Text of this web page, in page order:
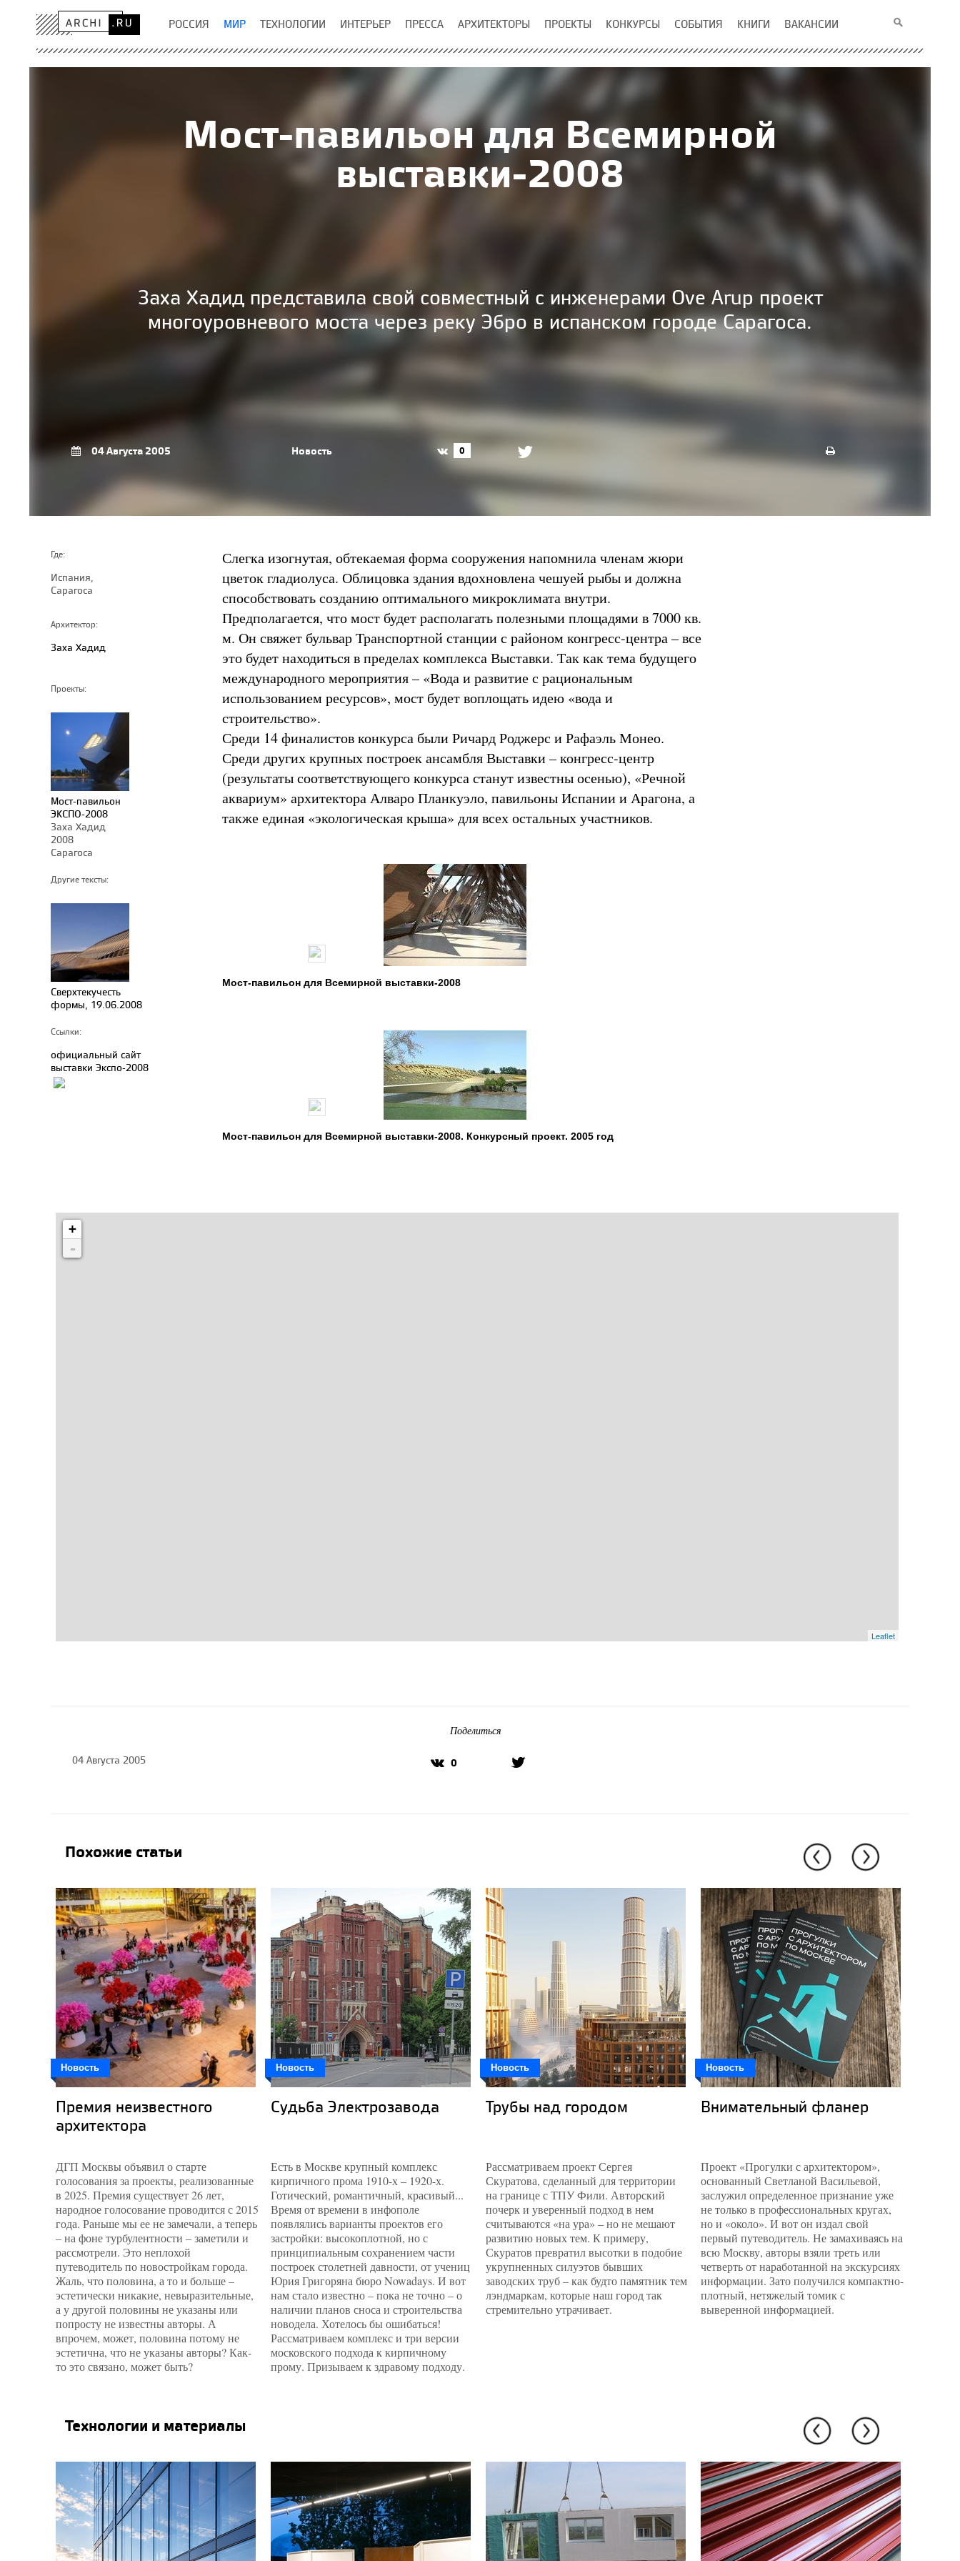
РОССИЯ МИР ТЕХНОЛОГИИ ИНТЕРЬЕР ПРЕССА АРХИТЕКТОРЫ ПРОЕКТЫ КОНКУРСЫ СОБЫТИЯ КНИГИ ВАКАНСИИ
Мост-павильон для Всемирной
выставки-2008
Заха Хадид представила свой совместный с инженерами Ove Arup проект
многоуровневого моста через реку Эбро в испанском городе Сарагоса.
04 Августа 2005 Новость 0
Где:
Испания,
Сарагоса
Архитектор:
Заха Хадид
Проекты:
Мост-павильон
ЭКСПО-2008
Заха Хадид
2008
Сарагоса
Другие тексты:
Сверхтекучесть
формы, 19.06.2008
Ссылки:
официальный сайт
выставки Экспо-2008
Слегка изогнутая, обтекаемая форма сооружения напомнила членам жюри
цветок гладиолуса. Облицовка здания вдохновлена чешуей рыбы и должна
способствовать созданию оптимального микроклимата внутри.
Предполагается, что мост будет располагать полезными площадями в 7000 кв.
м. Он свяжет бульвар Транспортной станции с районом конгресс-центра – все
это будет находиться в пределах комплекса Выставки. Так как тема будущего
международного мероприятия – «Вода и развитие с рациональным
использованием ресурсов», мост будет воплощать идею «вода и
строительство».
Среди 14 финалистов конкурса были Ричард Роджерс и Рафаэль Монео.
Среди других крупных построек ансамбля Выставки – конгресс-центр
(результаты соответствующего конкурса станут известны осенью), «Речной
аквариум» архитектора Алваро Планкуэло, павильоны Испании и Арагона, а
также единая «экологическая крыша» для всех остальных участников.
Мост-павильон для Всемирной выставки-2008
Мост-павильон для Всемирной выставки-2008. Конкурсный проект. 2005 год
+
-
Leaflet
04 Августа 2005
Поделиться
0
Похожие статьи
Новость
Премия неизвестного
архитектора
ДГП Москвы объявил о старте
голосования за проекты, реализованные
в 2025. Премия существует 26 лет,
народное голосование проводится с 2015
года. Раньше мы ее не замечали, а теперь
– на фоне турбулентности – заметили и
рассмотрели. Это неплохой
путеводитель по новостройкам города.
Жаль, что половина, а то и больше –
эстетически никакие, невыразительные,
а у другой половины не указаны или
попросту не известны авторы. А
впрочем, может, половина потому не
эстетична, что не указаны авторы? Как-
то это связано, может быть?
Новость
Судьба Электрозавода
Есть в Москве крупный комплекс
кирпичного прома 1910-х – 1920-х.
Готический, романтичный, красивый...
Время от времени в инфополе
появлялись варианты проектов его
застройки: высокоплотной, но с
принципиальным сохранением части
построек столетней давности, от учениц
Юрия Григоряна бюро Nowadays. И вот
нам стало известно – пока не точно – о
наличии планов сноса и строительства
новодела. Хотелось бы ошибаться!
Рассматриваем комплекс и три версии
московского подхода к кирпичному
прому. Призываем к здравому подходу.
Новость
Трубы над городом
Рассматриваем проект Сергея
Скуратова, сделанный для территории
на границе с ТПУ Фили. Авторский
почерк и уверенный подход в нем
считываются «на ура» – но не мешают
развитию новых тем. К примеру,
Скуратов превратил высотки в подобие
укрупненных силуэтов бывших
заводских труб – как будто памятник тем
лэндмаркам, которые наш город так
стремительно утрачивает.
Новость
Внимательный фланер
Проект «Прогулки с архитектором»,
основанный Светланой Васильевой,
заслужил определенное признание уже
не только в профессиональных кругах,
но и «около». И вот он издал свой
первый путеводитель. Не замахиваясь на
всю Москву, авторы взяли треть или
четверть от наработанной на экскурсиях
информации. Зато получился компактно-
плотный, нетяжелый томик с
выверенной информацией.
Технологии и материалы